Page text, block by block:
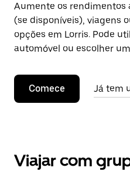
Aumente os rendimentos
(se disponíveis), viagens
opções em Lorris. Pode
automóvel ou escolher
Comece Já tem
Viajar com